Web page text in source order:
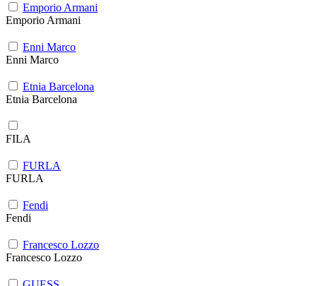
Emporio Armani
Emporio Armani
Enni Marco
Enni Marco
Etnia Barcelona
Etnia Barcelona
FILA
FURLA
FURLA
Fendi
Fendi
Francesco Lozzo
Francesco Lozzo